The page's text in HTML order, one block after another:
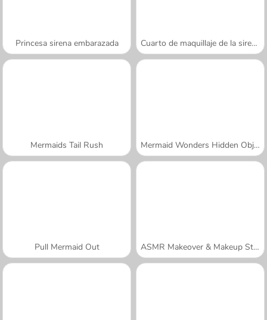
Princesa sirena embarazada Cuarto de maquillaje de la sirena
Mermaids Tail Rush Mermaid Wonders Hidden Object
Pull Mermaid Out ASMR Makeover & Makeup Studio